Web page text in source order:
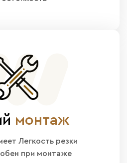
монтаж
Легкость резки
при монтаже